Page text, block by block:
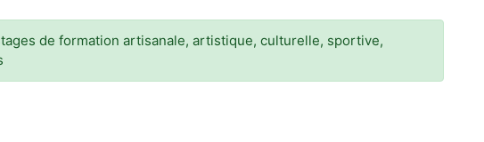
de formation artisanale, artistique, culturelle, sportive,